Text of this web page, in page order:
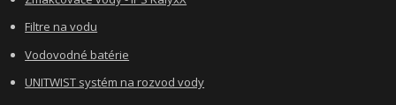
Filtre na vodu
Vodovodné batérie
UNITWIST systém na rozvod vody